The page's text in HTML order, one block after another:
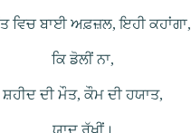
ਵਿਚ ਬਾਈ ਅਫ਼ਜ਼ਲ, ਇਹੀ ਕਹਾਂਗਾ,
ਕਿ ਡੋਲੀਂ ਨਾ,
ਸ਼ਹੀਦ ਦੀ ਮੌਤ, ਕੌਮ ਦੀ ਹਯਾਤ,
ਯਾਦ ਰੱਖੀਂ।